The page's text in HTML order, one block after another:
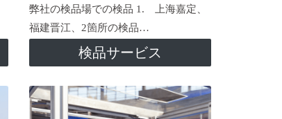
弊社の検品場での検品 1. 上海嘉定、
福建晋江、2箇所の検品…
検品サービス